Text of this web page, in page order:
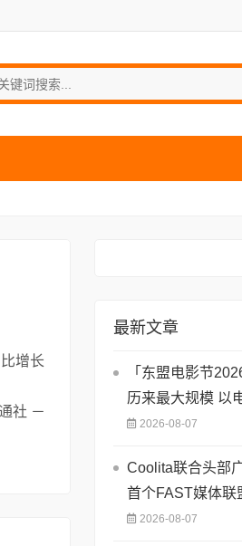
增长
社 －
最新文章
「东盟电影节
历来最大规模 以
2026-08-07
Coolita联合头部
首个FAST媒体联
2026-08-07